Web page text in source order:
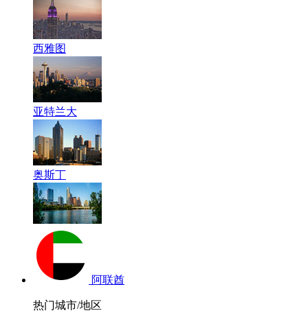
西雅图
亚特兰大
奥斯丁
阿联酋
热门城市/地区